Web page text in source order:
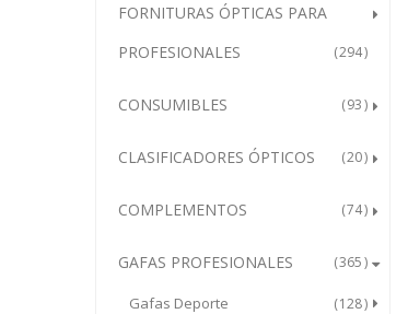
FORNITURAS ÓPTICAS PARA
PROFESIONALES
294
CONSUMIBLES 93
CLASIFICADORES ÓPTICOS 20
COMPLEMENTOS 74
GAFAS PROFESIONALES 365
Gafas Deporte 128